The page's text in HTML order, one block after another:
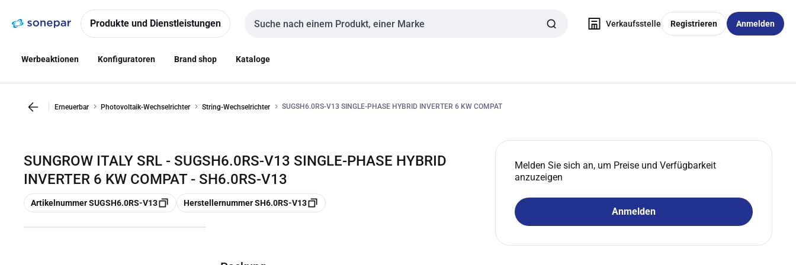
NavigationInhalt
Produkte und Dienstleistungen
Sucheingabe
Verkaufsstelle Registrieren Anmelden
Werbeaktionen Konfiguratoren Brand shop Kataloge
Erneuerbar Photovoltaik-Wechselrichter String-Wechselrichter SUGSH6.0RS-V13 SINGLE-PHASE HYBRID INVERTER 6 KW COMPAT
SUNGROW ITALY SRL - SUGSH6.0RS-V13 SINGLE-PHASE HYBRID
INVERTER 6 KW COMPAT - SH6.0RS-V13
Kopieren
Artikelnummer SUGSH6.0RS-V13 Kopieren
Herstellernummer SH6.0RS-V13
Melden Sie sich an, um Preise und Verfügbarkeit
anzuzeigen
Anmelden